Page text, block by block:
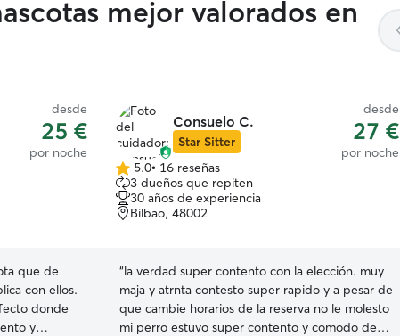
mejor valorados en
desde
25 €
por noche
que de
con ellos.
donde
y
Consuelo C.
Star Sitter
desde
27 €
por noche
5.0
de
5
estrellas
5.0• 16 reseñas
3 dueños que repiten
30 años de experiencia
Bilbao, 48002
“la verdad super contento con la elección. muy
maja y atrnta contesto super rapido y a pesar de
que cambie horarios de la reserva no le molesto
mi perro estuvo super contento y comodo de